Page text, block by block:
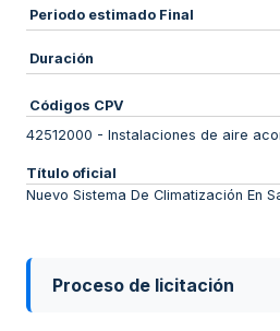
Periodo estimado Final
Duración
Códigos CPV
42512000 - Instalaciones de aire
Título oficial
Nuevo Sistema De Climatización En
Proceso de licitación